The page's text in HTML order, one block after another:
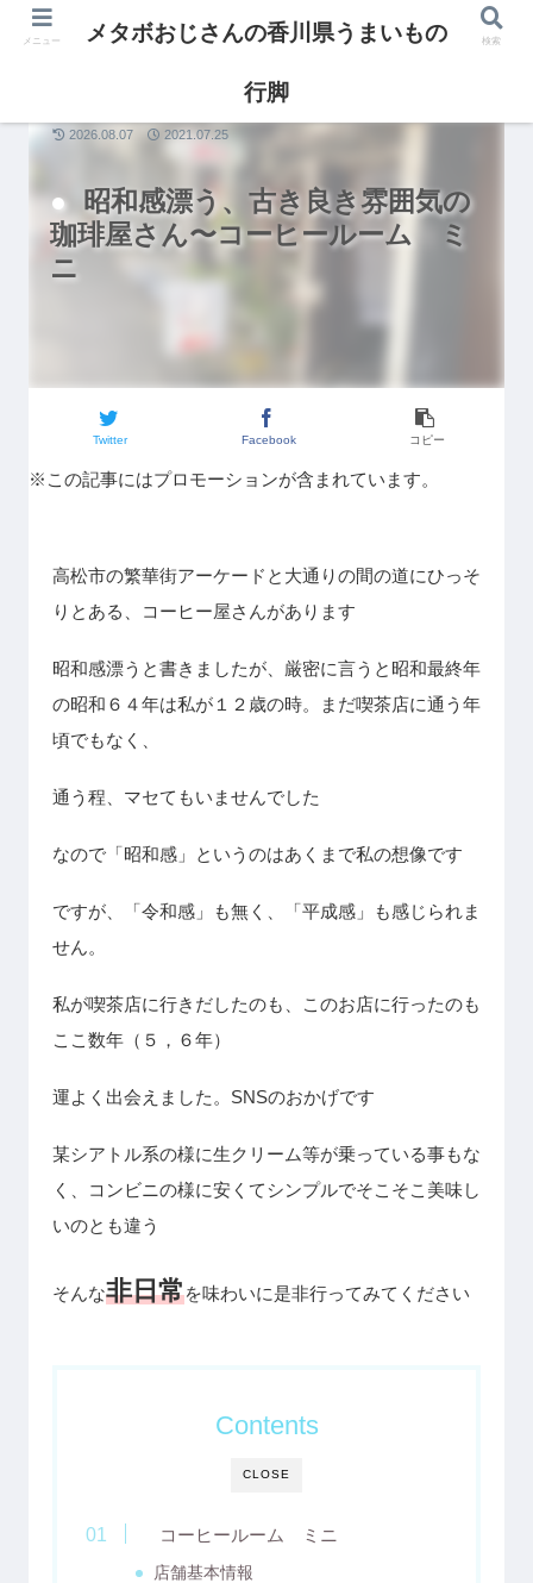
昭和感漂う、古き良き雰囲気の
珈琲屋さん〜コーヒールーム ミ
ニ
Twitter Facebook コピー
2026.08.07 2021.07.25
※この記事にはプロモーションが含まれています。
高松市の繁華街アーケードと大通りの間の道にひっそ
りとある、コーヒー屋さんがあります
昭和感漂うと書きましたが、厳密に言うと昭和最終年
の昭和６４年は私が１２歳の時。まだ喫茶店に通う年
頃でもなく、
通う程、マセてもいませんでした
なので「昭和感」というのはあくまで私の想像です
ですが、「令和感」も無く、「平成感」も感じられま
せん。
私が喫茶店に行きだしたのも、このお店に行ったのも
ここ数年（５，６年）
運よく出会えました。SNSのおかげです
某シアトル系の様に生クリーム等が乗っている事もな
く、コンビニの様に安くてシンプルでそこそこ美味し
いのとも違う
そんな非日常を味わいに是非行ってみてください
CLOSE
Contents
コーヒールーム ミニ
店舗基本情報
メニュー メタボおじさんの香川県うまいもの
行脚
検索